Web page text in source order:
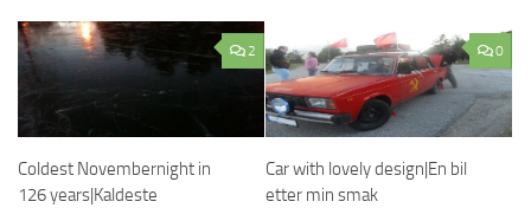
2
Coldest Novembernight in
126 years|Kaldeste
0
Car with lovely design|En bil
etter min smak